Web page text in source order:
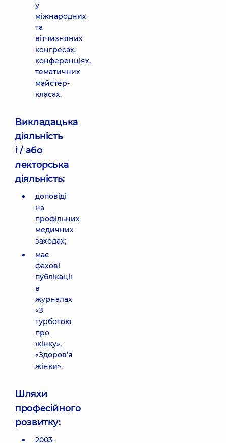
у
міжнародних
та
вітчизняних
конгресах,
конференціях,
тематичних
майстер-
класах.
Викладацька
діяльність
і / або
лекторська
діяльність:
доповіді
на
профільних
медичних
заходах;
має
фахові
публікації
в
журналах
«З
турботою
про
жінку»,
«Здоров’я
жінки».
Шляхи
професійного
розвитку:
2003-